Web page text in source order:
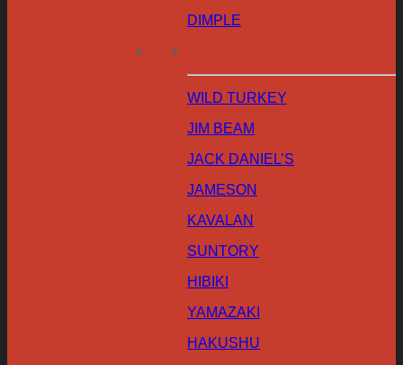
DIMPLE
WILD TURKEY
JIM BEAM
JACK DANIEL’S
JAMESON
KAVALAN
SUNTORY
HIBIKI
YAMAZAKI
HAKUSHU